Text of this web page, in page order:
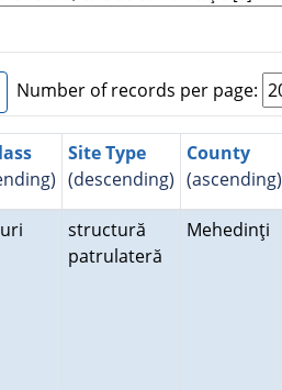
Number of records per page:
Site Type
(descending)
County
(ascending)
structură
patrulateră
Mehedinţi